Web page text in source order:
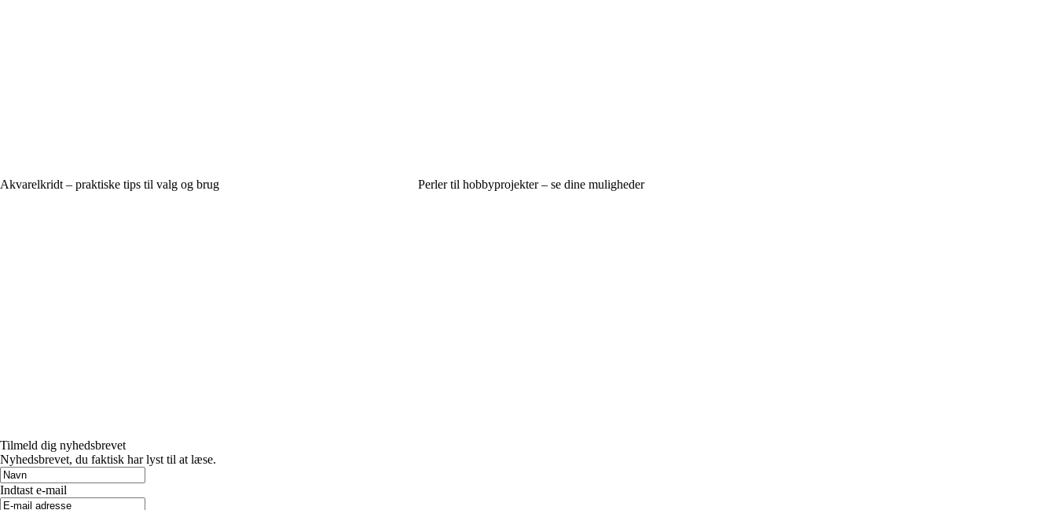
Akvarelkridt – praktiske tips til valg og brug Perler til hobbyprojekter – se dine muligheder
Tilmeld dig nyhedsbrevet
Nyhedsbrevet, du faktisk har lyst til at læse.
Indtast e-mail